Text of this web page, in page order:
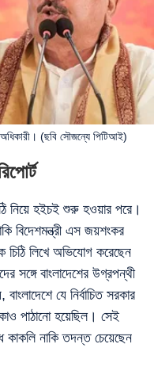
অধিকারী। (ছবি সৌজন্যে পিটিআই)
নিয়ে হইচই শুরু হওয়ার পরে।
বিদেশমন্ত্রী এস জয়শংকর
চিঠি লিখে অভিযোগ করেছেন
সঙ্গে বাংলাদেশের উগ্রপন্থী
যে নির্বাচিত সরকার
পাঠানো হয়েছিল। সেই
কাকলি নাকি তদন্ত চেয়েছেন